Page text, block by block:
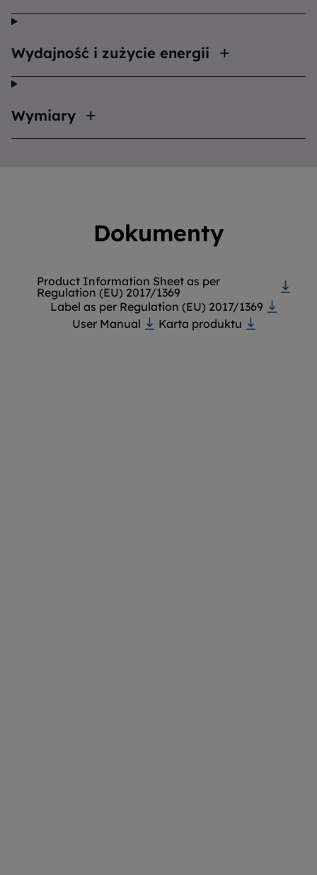
Wydajność i zużycie energii
Wymiary
Dokumenty
Product Information Sheet as per
Regulation (EU) 2017/1369
Label as per Regulation (EU) 2017/1369
User Manual
Karta produktu